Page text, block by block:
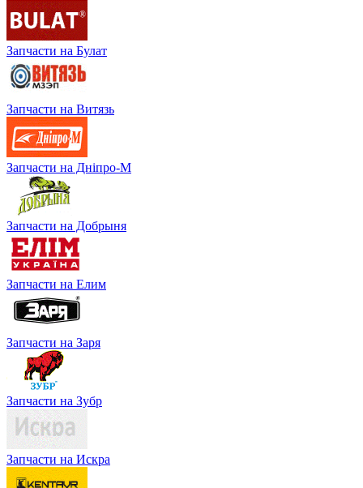
Запчасти на Булат
Запчасти на Витязь
Запчасти на Дніпро-М
Запчасти на Добрыня
Запчасти на Елим
Запчасти на Заря
Запчасти на Зубр
Запчасти на Искра